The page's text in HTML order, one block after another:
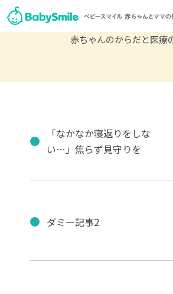
赤ちゃんのからだと医療
「なかなか寝返りをしな
い…」焦らず見守りを
ダミー記事2